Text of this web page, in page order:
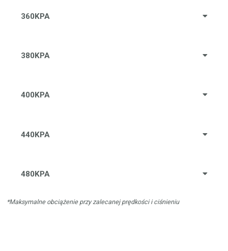
360KPA
380KPA
400KPA
440KPA
480KPA
*Maksymalne obciążenie przy zalecanej prędkości i ciśnieniu